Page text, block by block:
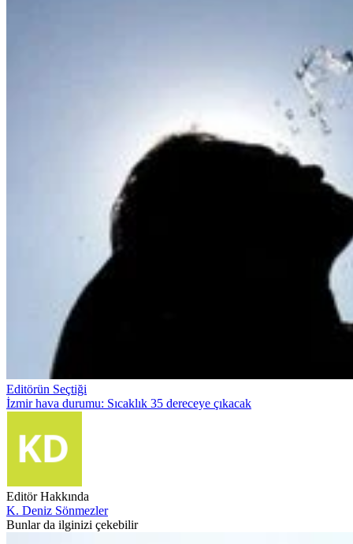
Editörün Seçtiği
İzmir hava durumu: Sıcaklık 35 dereceye çıkacak
Editör Hakkında
K. Deniz Sönmezler
Bunlar da ilginizi çekebilir